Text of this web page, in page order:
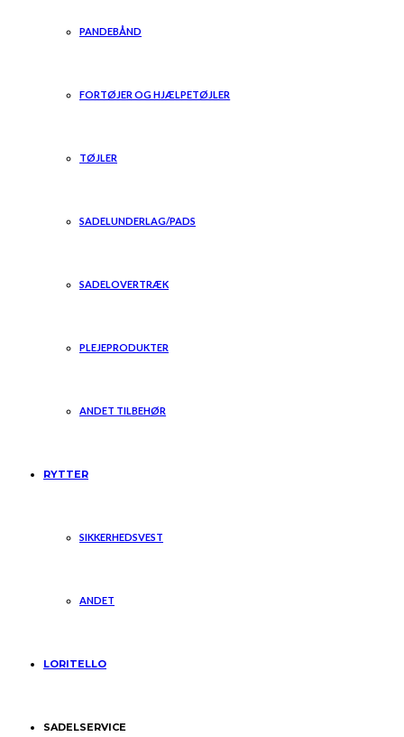
PANDEBÅND
FORTØJER OG HJÆLPETØJLER
TØJLER
SADELUNDERLAG/PADS
SADELOVERTRÆK
PLEJEPRODUKTER
ANDET TILBEHØR
RYTTER
SIKKERHEDSVEST
ANDET
LORITELLO
SADELSERVICE